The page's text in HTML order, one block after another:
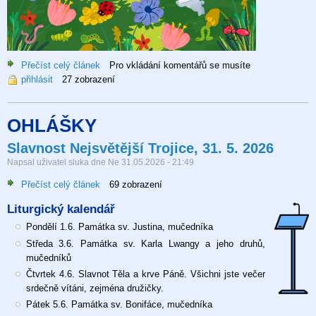
Přečíst celý článek
Den
Pro vkládání komentářů se musíte
přihlásit
27 zobrazení
OHLÁŠKY
Slavnost Nejsvětější Trojice, 31. 5. 2026
Napsal uživatel sluka dne Ne 31.05.2026 - 21:49
Přečíst celý článek
Nejsvětější
Trojice,
31.
2026
69 zobrazení
Liturgický kalendář
Pondělí 1.6. Památka sv. Justina, mučedníka
Středa 3.6. Památka sv. Karla Lwangy a jeho druhů,
mučedníků
Čtvrtek 4.6. Slavnot Těla a krve Páně. Všichni jste večer
srdečně vítáni, zejména družičky.
Pátek 5.6. Památka sv. Bonifáce, mučedníka